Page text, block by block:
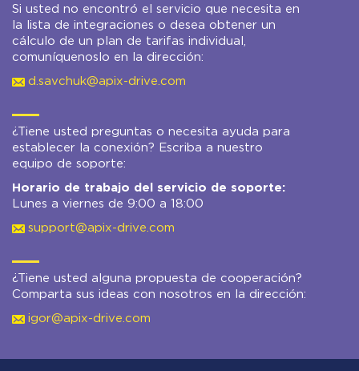
Si usted no encontró el servicio que necesita en
la lista de integraciones o desea obtener un
cálculo de un plan de tarifas individual,
comuníquenoslo en la dirección:
d.savchuk@apix-drive.com
¿Tiene usted preguntas o necesita ayuda para
establecer la conexión? Escriba a nuestro
equipo de soporte:
Horario de trabajo del servicio de soporte:
Lunes a viernes de 9:00 a 18:00
support@apix-drive.com
¿Tiene usted alguna propuesta de cooperación?
Comparta sus ideas con nosotros en la dirección:
igor@apix-drive.com